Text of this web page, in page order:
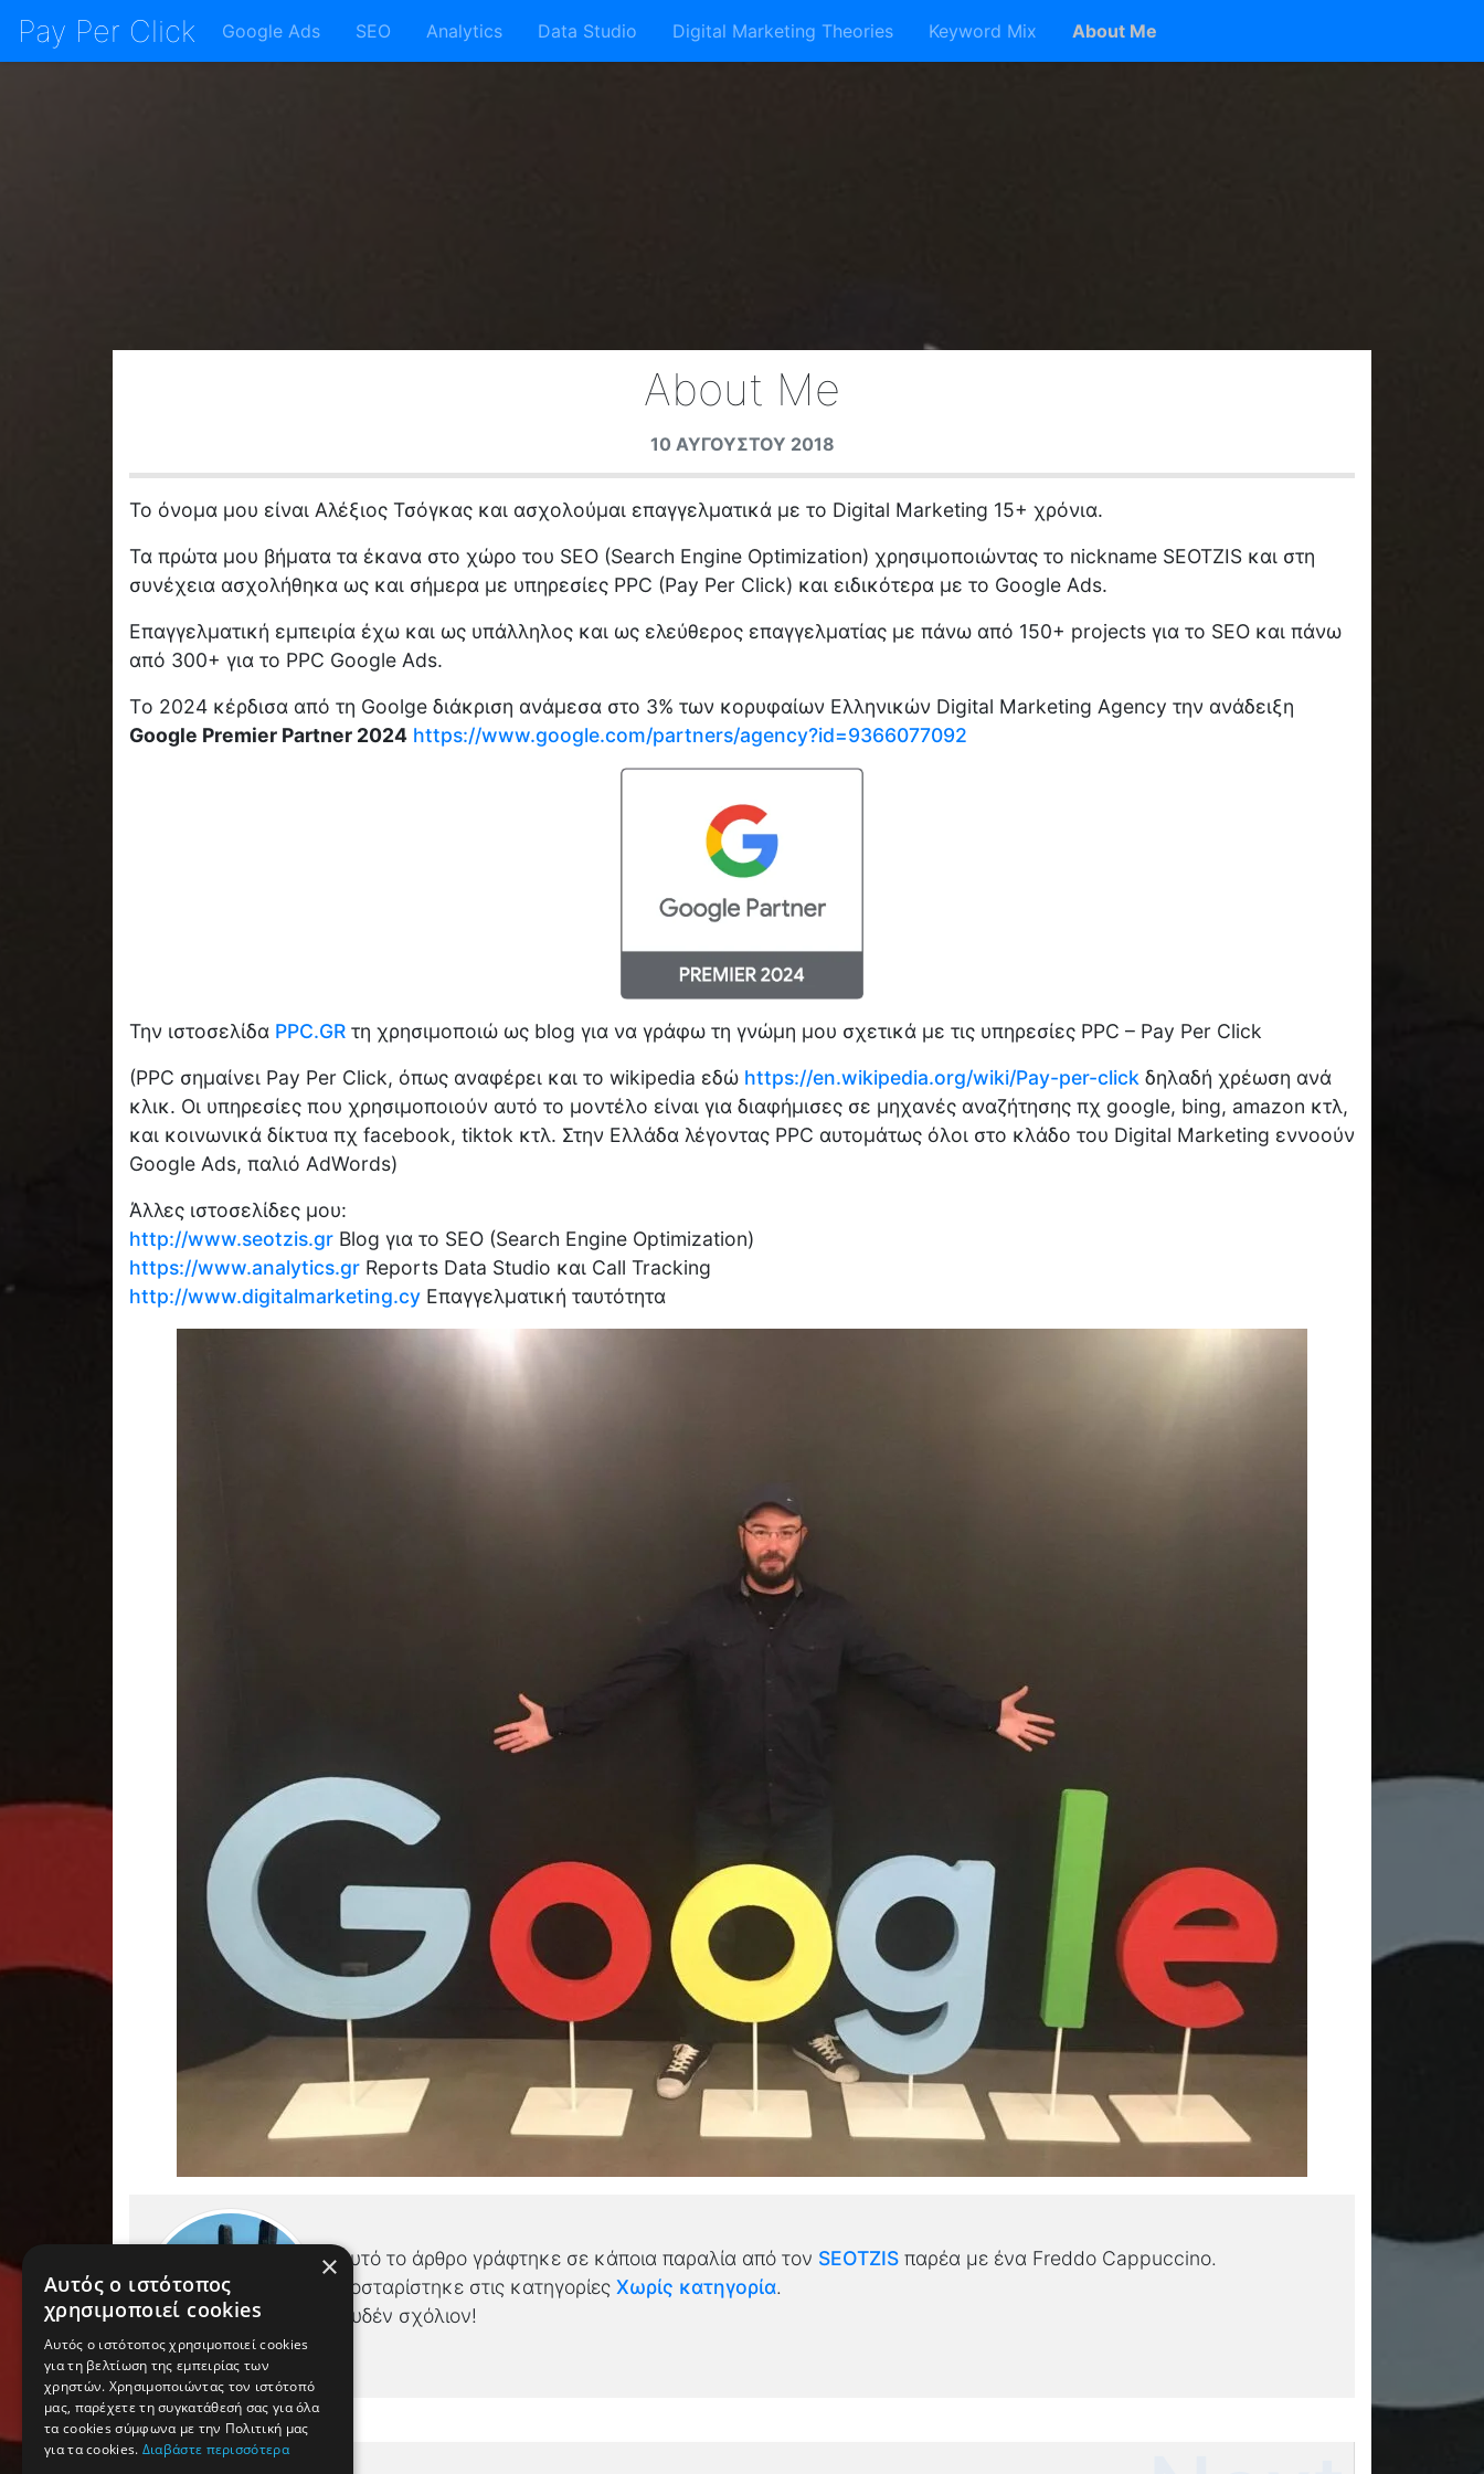
content
Pay Per Click Google Ads SEO Analytics Data Studio Digital Marketing Theories Keyword Mix About Me
About Me
10 ΑΥΓΟΎΣΤΟΥ 2018
Το όνομα μου είναι Αλέξιος Τσόγκας και ασχολούμαι επαγγελματικά με το Digital Marketing 15+ χρόνια.
Τα πρώτα μου βήματα τα έκανα στο χώρο του SEO (Search Engine Optimization) χρησιμοποιώντας το nickname SEOTZIS και στη
συνέχεια ασχολήθηκα ως και σήμερα με υπηρεσίες PPC (Pay Per Click) και ειδικότερα με το Google Ads.
Επαγγελματική εμπειρία έχω και ως υπάλληλος και ως ελεύθερος επαγγελματίας με πάνω από 150+ projects για το SEO και πάνω
από 300+ για το PPC Google Ads.
Tο 2024 κέρδισα από τη Goolge διάκριση ανάμεσα στο 3% των κορυφαίων Ελληνικών Digital Marketing Agency την ανάδειξη
Google Premier Partner 2024 https://www.google.com/partners/agency?id=9366077092
Την ιστοσελίδα PPC.GR τη χρησιμοποιώ ως blog για να γράφω τη γνώμη μου σχετικά με τις υπηρεσίες PPC – Pay Per Click
(PPC σημαίνει Pay Per Click, όπως αναφέρει και το wikipedia εδώ https://en.wikipedia.org/wiki/Pay-per-click δηλαδή χρέωση ανά
κλικ. Οι υπηρεσίες που χρησιμοποιούν αυτό το μοντέλο είναι για διαφήμισες σε μηχανές αναζήτησης πχ google, bing, amazon κτλ,
και κοινωνικά δίκτυα πχ facebook, tiktok κτλ. Στην Ελλάδα λέγοντας PPC αυτομάτως όλοι στο κλάδο του Digital Marketing εννοούν
Google Ads, παλιό AdWords)
Άλλες ιστοσελίδες μου:
http://www.seotzis.gr Blog για το SEO (Search Engine Optimization)
https://www.analytics.gr Reports Data Studio και Call Tracking
http://www.digitalmarketing.cy Επαγγελματική ταυτότητα
Αυτό το άρθρο γράφτηκε σε κάποια παραλία από τον SEOTZIS παρέα με ένα Freddo Cappuccino.
Ποσταρίστηκε στις κατηγορίες Χωρίς κατηγορία.
Ουδέν σχόλιον!
×
Αυτός ο ιστότοπος
χρησιμοποιεί cookies
Αυτός ο ιστότοπος χρησιμοποιεί cookies
για τη βελτίωση της εμπειρίας των
χρηστών. Χρησιμοποιώντας τον ιστότοπό
μας, παρέχετε τη συγκατάθεσή σας για όλα
τα cookies σύμφωνα με την Πολιτική μας
για τα cookies. Διαβάστε περισσότερα